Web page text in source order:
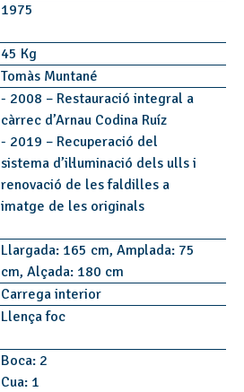
1975
45 Kg
Tomàs Muntané
- 2008 – Restauració integral a
càrrec d’Arnau Codina Ruíz
- 2019 – Recuperació del
sistema d’il·luminació dels ulls i
renovació de les faldilles a
imatge de les originals
Llargada: 165 cm, Amplada: 75
cm, Alçada: 180 cm
Carrega interior
Llença foc
Boca: 2
Cua: 1